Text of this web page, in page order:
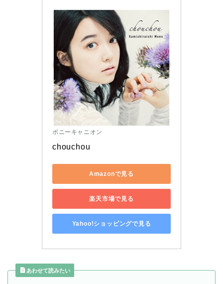
ポニーキャニオン
chouchou
Amazonで見る
楽天市場で見る
Yahoo!ショッピングで見る
あわせて読みたい